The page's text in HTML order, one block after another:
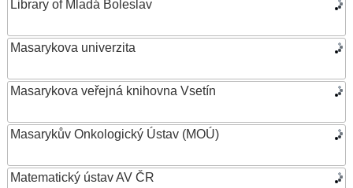
Library of Mladá Boleslav
Masarykova univerzita
Masarykova veřejná knihovna Vsetín
Masarykův Onkologický Ústav (MOÚ)
Matematický ústav AV ČR